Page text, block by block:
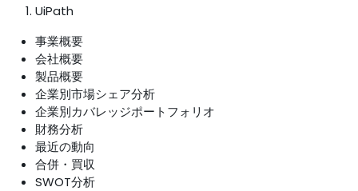
UiPath
事業概要
会社概要
製品概要
企業別市場シェア分析
企業別カバレッジポートフォリオ
財務分析
最近の動向
合併・買収
SWOT分析